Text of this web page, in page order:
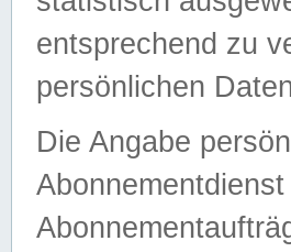
entsprechend zu
persönlichen
Die Angabe